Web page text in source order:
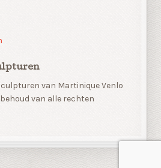
van Martinique Venlo
van alle rechten